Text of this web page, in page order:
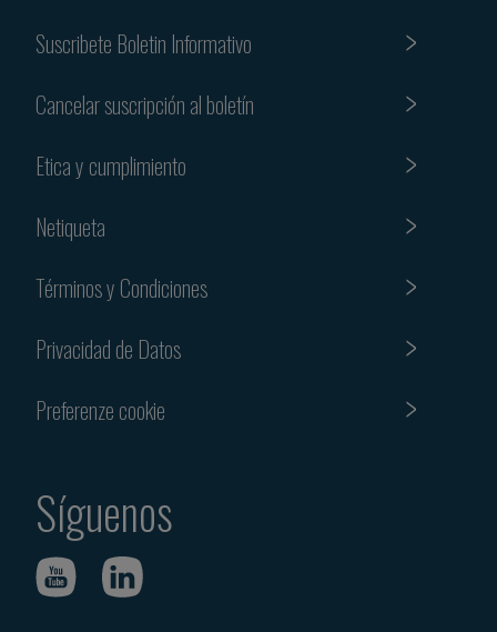
Suscribete Boletin Informativo
Cancelar suscripción al boletín
Etica y cumplimiento
Netiqueta
Términos y Condiciones
Privacidad de Datos
Preferenze cookie
Síguenos